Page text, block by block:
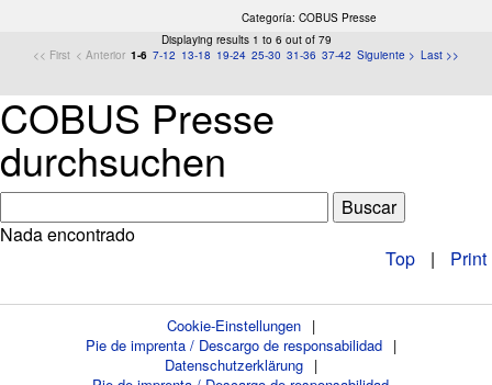
Categoría: COBUS Presse
Displaying results 1 to 6 out of 79
<< First < Anterior 1-6 7-12 13-18 19-24 25-30 31-36 37-42 Siguiente > Last >>
COBUS Presse
durchsuchen
Nada encontrado
Top
| Print
Cookie-Einstellungen
|
Pie de imprenta / Descargo de responsabilidad
|
Datenschutzerklärung
|